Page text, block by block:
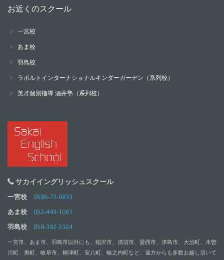
お近くのスクール
一宮校
あま校
羽島校
ラポルトインターナショナルキンダーガーデン（系列校）
英才個別指導 酒井塾（系列校）
サカイイングリッシュスクール
一宮校
0586-72-0833
あま校
052-443-1061
羽島校
058-392-3324
一宮市、あま市、羽島市以外にも、稲沢市、清須市、愛西市、津島市、大治町、木曽
川町、奥町、岐阜市、柳津町、安八町、輪之内町など、遠方からも多数お越し頂いて